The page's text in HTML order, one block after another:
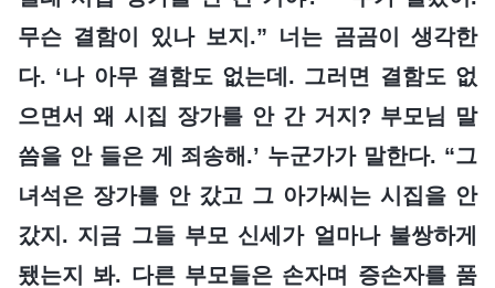
무슨 결함이 있나 보지.” 너는 곰곰이 생각한
다. ‘나 아무 결함도 없는데. 그러면 결함도 없
으면서 왜 시집 장가를 안 간 거지? 부모님 말
씀을 안 들은 게 죄송해.’ 누군가가 말한다. “그
녀석은 장가를 안 갔고 그 아가씨는 시집을 안
갔지. 지금 그들 부모 신세가 얼마나 불쌍하게
됐는지 봐. 다른 부모들은 손자며 증손자를 품